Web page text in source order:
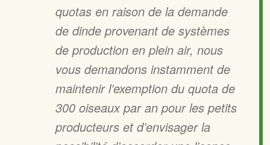
quotas en raison de la demande
de dinde provenant de systèmes
de production en plein air, nous
vous demandons instamment de
maintenir l’exemption du quota de
300 oiseaux par an pour les petits
producteurs et d’envisager la